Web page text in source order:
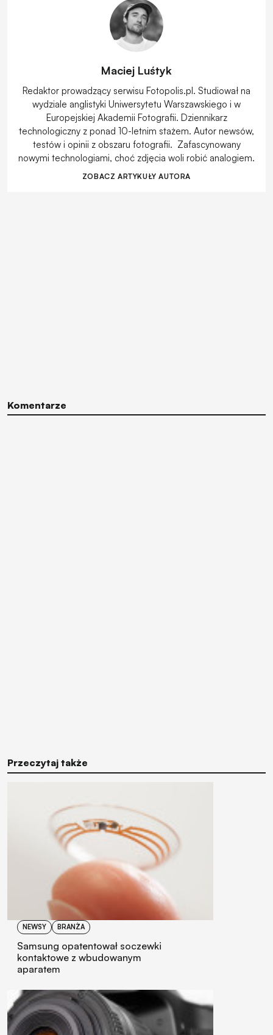
Maciej Luśtyk
Redaktor prowadzący serwisu Fotopolis.pl. Studiował na
wydziale anglistyki Uniwersytetu Warszawskiego i w
Europejskiej Akademii Fotografii. Dziennikarz
technologiczny z ponad 10-letnim stażem. Autor newsów,
testów i opinii z obszaru fotografii. Zafascynowany
nowymi technologiami, choć zdjęcia woli robić analogiem.
ZOBACZ ARTYKUŁY AUTORA
Komentarze
Przeczytaj także
NEWSY BRANŻA
Samsung opatentował soczewki
kontaktowe z wbudowanym
aparatem